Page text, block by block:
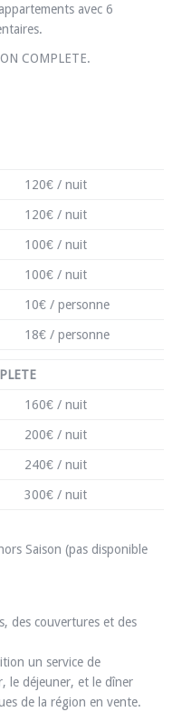
avec 6
COMPLETE.
120€ / nuit
120€ / nuit
100€ / nuit
100€ / nuit
10€ / personne
18€ / personne
160€ / nuit
200€ / nuit
240€ / nuit
300€ / nuit
Saison (pas disponible
des couvertures et des
un service de
le déjeuner, et le dîner
de la région en vente.